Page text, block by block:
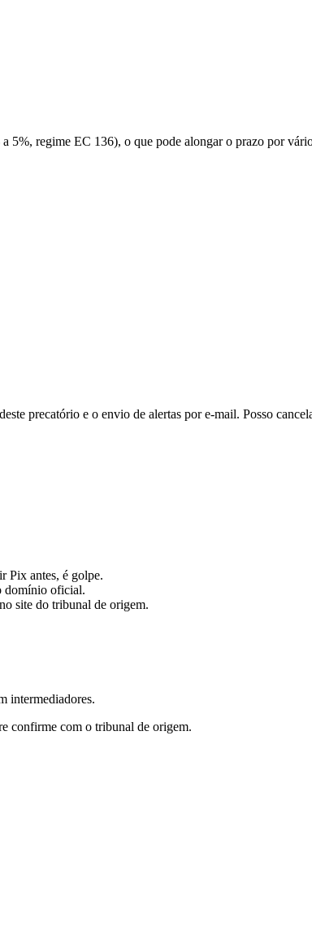
regime EC 136), o que pode alongar o prazo por
precatório e o envio de alertas por e-mail. Posso
Pix antes, é golpe.
domínio oficial.
site do tribunal de origem.
intermediadores.
confirme com o tribunal de origem.